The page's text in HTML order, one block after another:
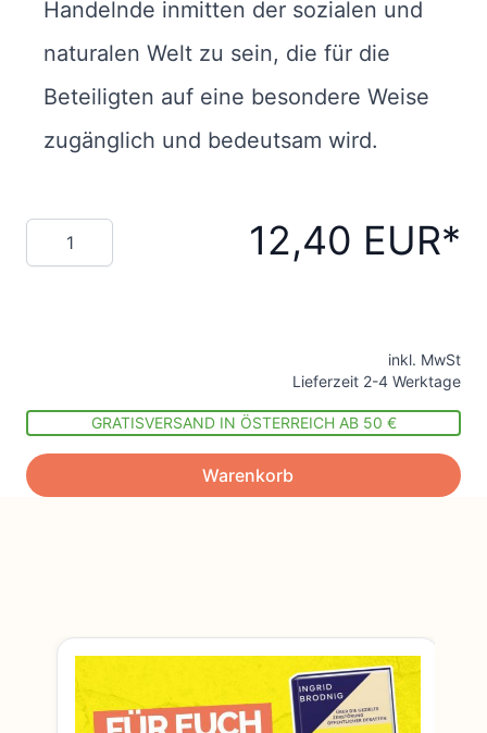
Handelnde inmitten der sozialen und
naturalen Welt zu sein, die für die
Beteiligten auf eine besondere Weise
zugänglich und bedeutsam wird.
Menge 12,40 EUR
inkl. MwSt
Lieferzeit 2-4 Werktage
GRATISVERSAND IN ÖSTERREICH AB 50 €
Warenkorb